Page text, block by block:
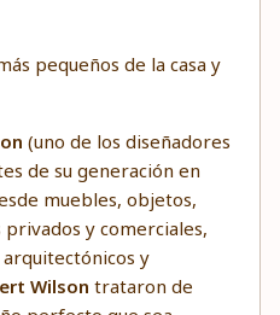
pequeños de la casa y
(uno de los diseñadores
de su generación en
muebles, objetos,
privados y comerciales,
y
Wilson trataron de